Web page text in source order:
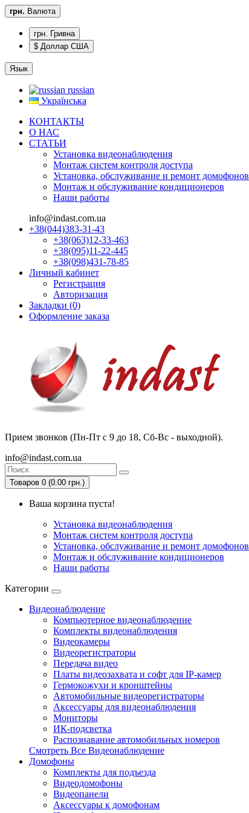
грн. Валюта
грн. Гривна
$ Доллар США
Язык
russian
Українська
КОНТАКТЫ
О НАС
CТАТЬИ
Установка видеонаблюдения
Монтаж систем контроля доступа
Установка, обслуживание и ремонт домофонов
Монтаж и обслуживание кондиционеров
Наши работы
info@indast.com.ua
+38(044)383-31-43
+38(063)12-33-463
+38(095)11-22-445
+38(098)431-78-85
Личный кабинет
Регистрация
Авторизация
Закладки (0)
Оформление заказа
Прием звонков (Пн-Пт с 9 до 18, Сб-Вс - выходной).
info@indast.com.ua
Товаров 0 (0.00 грн.)
Ваша корзина пуста!
Установка видеонаблюдения
Монтаж систем контроля доступа
Установка, обслуживание и ремонт домофонов
Монтаж и обслуживание кондиционеров
Наши работы
Категории
Видеонаблюдение
Компьютерное видеонаблюдение
Комплекты видеонаблюдения
Видеокамеры
Видеорегистраторы
Передача видео
Платы видеозахвата и софт для IP-камер
Гермокожухи и кронштейны
Автомобильные видеорегистраторы
Аксессуары для видеонаблюдения
Мониторы
ИК-подсветка
Распознавание автомобильных номеров
Смотреть Все Видеонаблюдение
Домофоны
Комплекты для подъезда
Видеодомофоны
Видеопанели
Аксессуары к домофонам